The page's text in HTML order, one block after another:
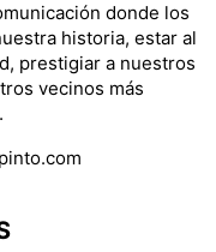
donde los
historia, estar al
prestigiar a nuestros
vecinos más